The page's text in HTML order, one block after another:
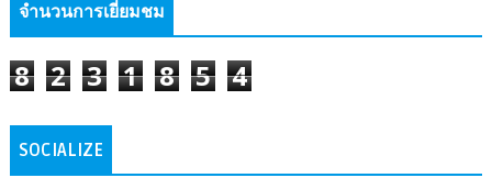
จำนวนการเยี่ยมชม
8 2 3 1 8 5 4
SOCIALIZE